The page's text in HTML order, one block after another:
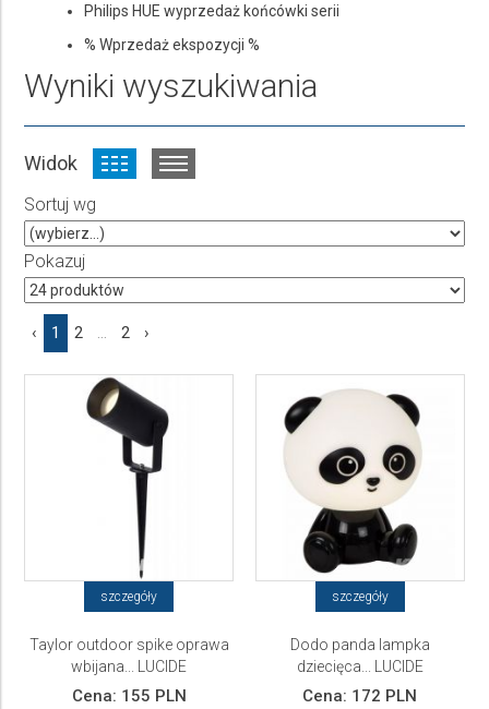
Philips HUE wyprzedaż końcówki serii
% Wprzedaż ekspozycji %
Wyniki wyszukiwania
Widok
Sortuj wg
Pokazuj
‹ 1 2 ... 2 ›
szczegóły
Taylor outdoor spike oprawa
wbijana... LUCIDE
Cena: 155 PLN
szczegóły
Dodo panda lampka
dziecięca... LUCIDE
Cena: 172 PLN